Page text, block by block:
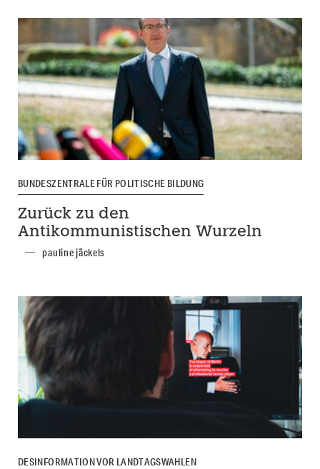
BUNDESZENTRALE FÜR POLITISCHE BILDUNG
Zurück zu den
Antikommunistischen Wurzeln
pauline jäckels
DESINFORMATION VOR LANDTAGSWAHLEN